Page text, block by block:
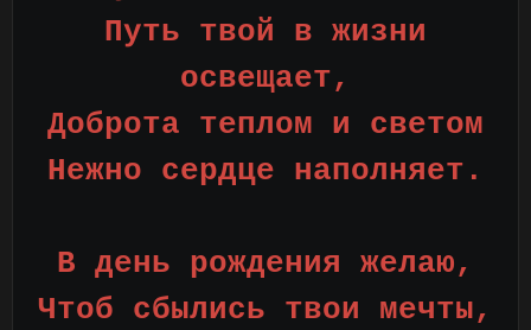
Путь твой в жизни
освещает,
Доброта теплом и светом
Нежно сердце наполняет.
В день рождения желаю,
Чтоб сбылись твои мечты,